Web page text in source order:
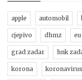
apple automobil
cjepivo dhmz eu
grad zadar hnk
korona koronavirus